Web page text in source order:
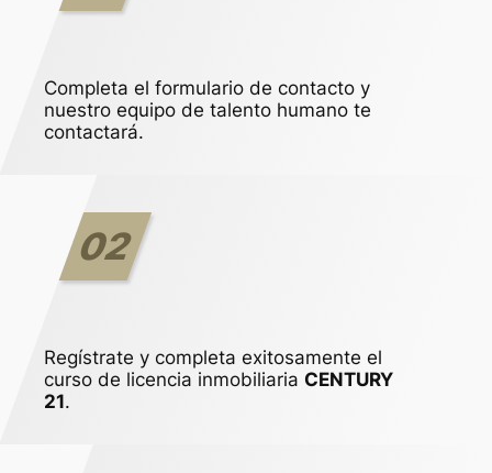
Completa el formulario de contacto y
nuestro equipo de talento humano te
contactará.
02
Regístrate y completa exitosamente el
curso de licencia inmobiliariaCENTURY
21.